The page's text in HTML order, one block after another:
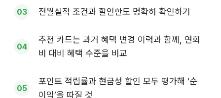
전월실적 조건과 할인한도 명확히 확인하기
추천 카드는 과거 혜택 변경 이력과 함께, 연회
비 대비 혜택 수준을 비교
포인트 적립률과 현금성 할인 모두 평가해 ‘순
이익’을 따질 것